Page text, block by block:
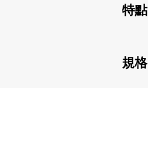
特點
規格